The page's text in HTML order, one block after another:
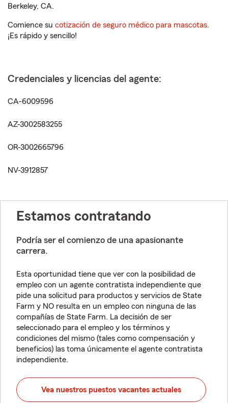
Berkeley, CA.
Comience su cotización de seguro médico para mascotas.
¡Es rápido y sencillo!
Credenciales y licencias del agente:
CA-6009596
AZ-3002583255
OR-3002665796
NV-3912857
Estamos contratando
Podría ser el comienzo de una apasionante
carrera.
Esta oportunidad tiene que ver con la posibilidad de
empleo con un agente contratista independiente que
pide una solicitud para productos y servicios de State
Farm y NO resulta en un empleo con ninguna de las
compañías de State Farm. La decisión de ser
seleccionado para el empleo y los términos y
condiciones del mismo (tales como compensación y
beneficios) las toma únicamente el agente contratista
independiente.
Vea nuestros puestos vacantes actuales